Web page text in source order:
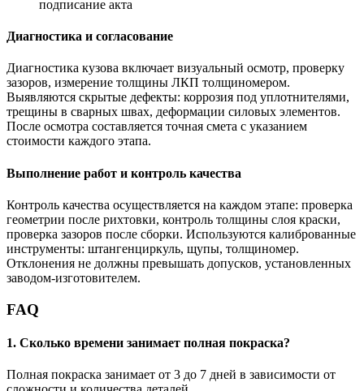
подписание акта
Диагностика и согласование
Диагностика кузова включает визуальный осмотр, проверку
зазоров, измерение толщины ЛКП толщиномером.
Выявляются скрытые дефекты: коррозия под уплотнителями,
трещины в сварных швах, деформации силовых элементов.
После осмотра составляется точная смета с указанием
стоимости каждого этапа.
Выполнение работ и контроль качества
Контроль качества осуществляется на каждом этапе: проверка
геометрии после рихтовки, контроль толщины слоя краски,
проверка зазоров после сборки. Используются калиброванные
инструменты: штангенциркуль, щупы, толщиномер.
Отклонения не должны превышать допусков, установленных
заводом-изготовителем.
FAQ
1. Сколько времени занимает полная покраска?
Полная покраска занимает от 3 до 7 дней в зависимости от